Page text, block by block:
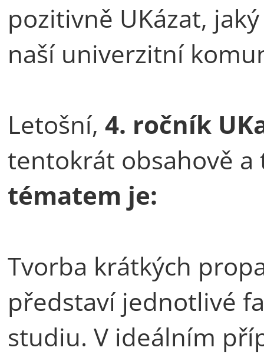
pozitivně UKázat,
naší univerzitní
Letošní, 4. ročník
tentokrát obsahově a
tématem je:
Tvorba krátkých
představí jednotlivé
studiu. V ideálním